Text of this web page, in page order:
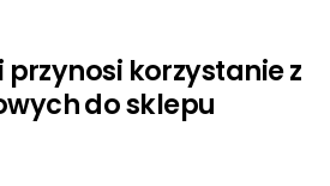
korzystanie z
do sklepu